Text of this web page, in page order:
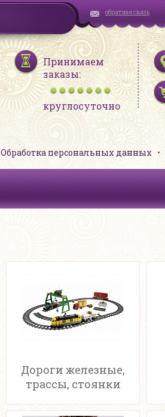
обратная связь
Принимаем
заказы:
круглосуточно
Обработка персональных данных
Дороги железные,
трассы, стоянки